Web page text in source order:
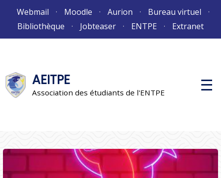
Webmail Moodle Aurion
Bureau virtuel
Bibliothèque
Jobteaser ENTPE Extranet
AEITPE
Association des étudiants de l'ENTPE
M
e
c
i
a